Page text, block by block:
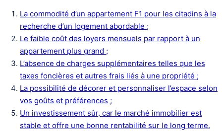
La commodité d’un appartement F1 pour les citadins à la
recherche d’un logement abordable ;
Le faible coût des loyers mensuels par rapport à un
appartement plus grand ;
L’absence de charges supplémentaires telles que les
taxes foncières et autres frais liés à une propriété ;
La possibilité de décorer et personnaliser l’espace selon
vos goûts et préférences ;
Un investissement sûr, car le marché immobilier est
stable et offre une bonne rentabilité sur le long terme.